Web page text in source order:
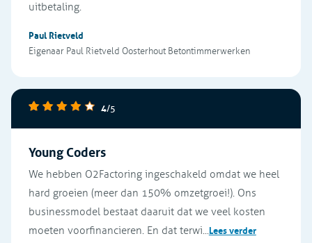
uitbetaling.
Paul Rietveld
Eigenaar Paul Rietveld Oosterhout Betontimmerwerken
4/5
Young Coders
We hebben O2Factoring ingeschakeld omdat we heel
hard groeien (meer dan 150% omzetgroei!). Ons
businessmodel bestaat daaruit dat we veel kosten
moeten voorfinancieren. En dat terwi...Lees verder